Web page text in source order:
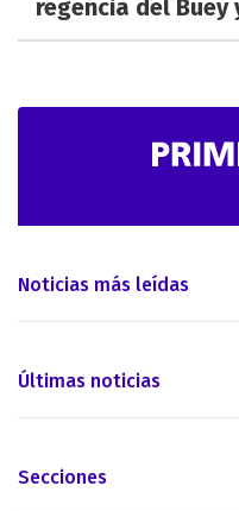
regencia del Buey
Noticias más leídas
Últimas noticias
Secciones